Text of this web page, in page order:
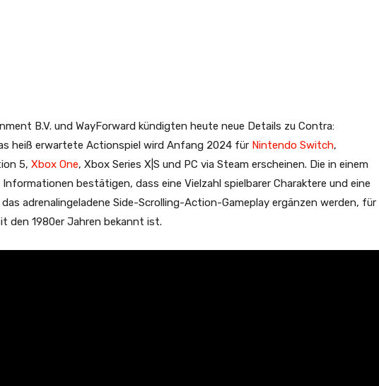
B.V. und WayForward kündigten heute neue Details zu Contra:
heiß erwartete Actionspiel wird Anfang 2024 für Nintendo Switch,
5, Xbox One, Xbox Series X|S und PC via Steam erscheinen. Die in einem
bestätigen, dass eine Vielzahl spielbarer Charaktere und eine
adrenalingeladene Side-Scrolling-Action-Gameplay ergänzen werden, für
den 1980er Jahren bekannt ist.